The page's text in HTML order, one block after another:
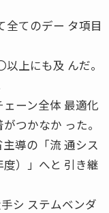
全てのデー タ項目
上にも及 んだ。
ーン全体 最適化
つかなか った。
導の「流 通シス
）」へと 引き継
シ ステムベンダ